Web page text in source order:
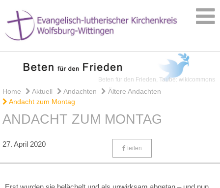
Beten für den Frieden, Taube: wikicommons
Home Aktuell Andachten
Ältere Andachten
Andacht zum Montag
ANDACHT ZUM MONTAG
27. April 2020 teilen